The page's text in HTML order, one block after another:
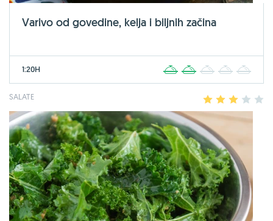
Varivo od govedine, kelja i biljnih začina
1:20H 2 3 4
SALATE 2 3 4